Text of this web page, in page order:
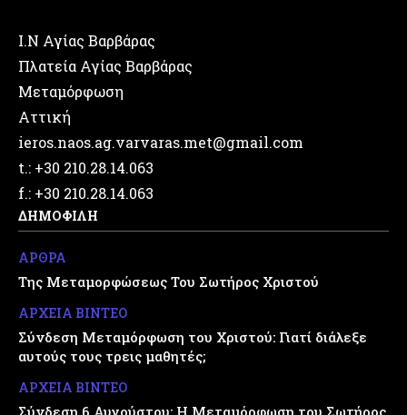
Ι.Ν Αγίας Βαρβάρας
Πλατεία Αγίας Βαρβάρας
Μεταμόρφωση
Αττική
ieros.naos.ag.varvaras.met@gmail.com
t.: +30 210.28.14.063
f.: +30 210.28.14.063
ΔΗΜΟΦΙΛΗ
ΑΡΘΡΑ
Της Μεταμορφώσεως Του Σωτήρος Χριστού
ΑΡΧΕΙΑ ΒΙΝΤΕΟ
Σύνδεση Μεταμόρφωση του Χριστού: Γιατί διάλεξε
αυτούς τους τρεις μαθητές;
ΑΡΧΕΙΑ ΒΙΝΤΕΟ